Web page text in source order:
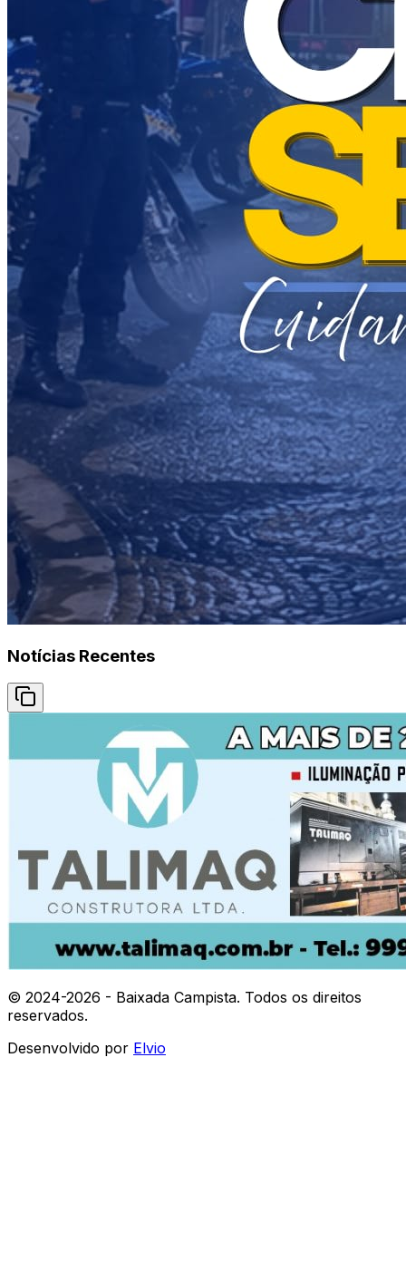
Notícias Recentes
© 2024-2026 - Baixada Campista. Todos os direitos
reservados.
Desenvolvido por Elvio